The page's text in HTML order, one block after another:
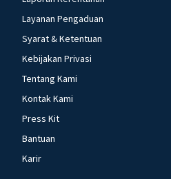
Layanan Pengaduan
Syarat & Ketentuan
Kebijakan Privasi
Tentang Kami
Kontak Kami
Press Kit
Bantuan
Karir